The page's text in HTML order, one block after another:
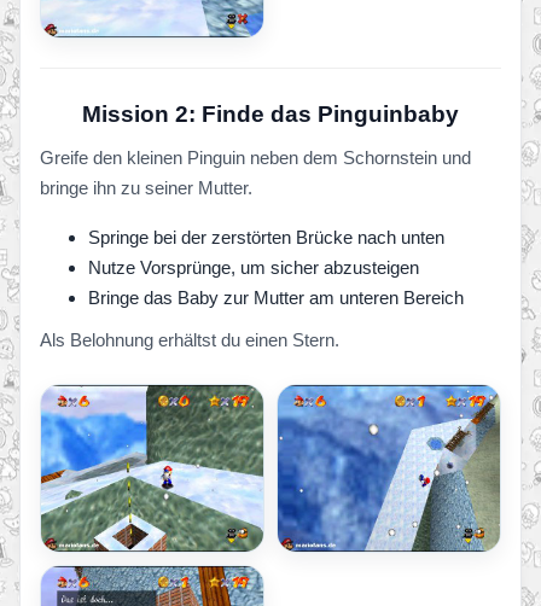
Mission 2: Finde das Pinguinbaby
Greife den kleinen Pinguin neben dem Schornstein und
bringe ihn zu seiner Mutter.
Springe bei der zerstörten Brücke nach unten
Nutze Vorsprünge, um sicher abzusteigen
Bringe das Baby zur Mutter am unteren Bereich
Als Belohnung erhältst du einen Stern.